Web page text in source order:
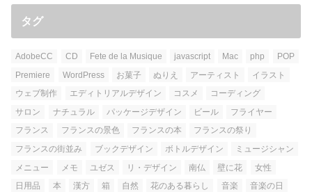
タグ
AdobeCC CD Fete de la Musique javascript Mac php
POP
Premiere
WordPress お菓子 ぬりえ アーティスト
イラスト
ウェブ制作
エディトリアルデザイン コスメ
コーディング
サロン
ナチュラル パッケージデザイン ビール
フライヤー
フランス
フランスの景色 フランスの本
フランスの祭り
フランスの街並み
ブックデザイン ボトルデザイン
ミュージシャン
メニュー
メモ ユゼス リ・デザイン 南仏 壁に花
女性
日用品
本 漢方 箱 自然 花のある暮らし 音楽 音楽の日